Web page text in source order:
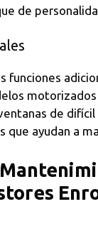
de
funciones
de
que ayudan a